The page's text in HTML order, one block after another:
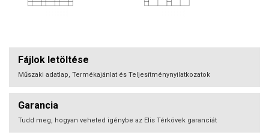
Fájlok letöltése
Műszaki adatlap, Termékajánlat és Teljesítménynyilatkozatok
Garancia
Tudd meg, hogyan veheted igénybe az Elis Térkövek garanciát